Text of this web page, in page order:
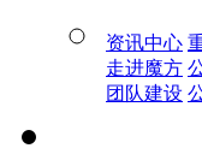
资讯中心
走进魔方
团队建设